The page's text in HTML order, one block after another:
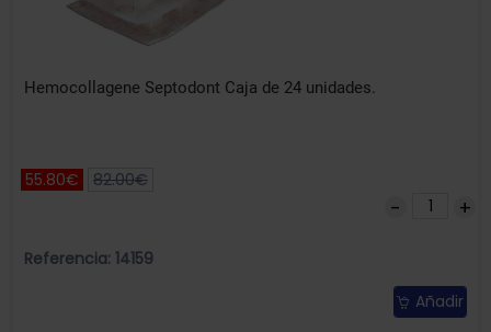
Hemocollagene Septodont Caja de 24 unidades.
55.80€ 82.00€
Referencia: 14159
Añadir